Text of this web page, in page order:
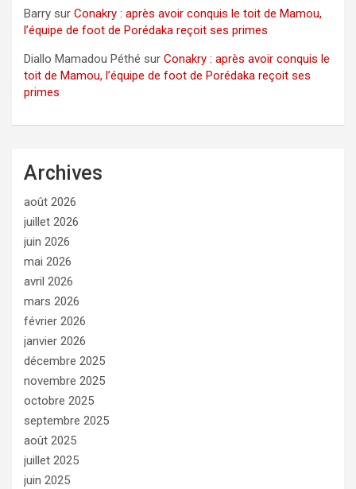
Barry sur Conakry : après avoir conquis le toit de Mamou,
l’équipe de foot de Porédaka reçoit ses primes
Diallo Mamadou Péthé sur Conakry : après avoir conquis le
toit de Mamou, l’équipe de foot de Porédaka reçoit ses
primes
Archives
août 2026
juillet 2026
juin 2026
mai 2026
avril 2026
mars 2026
février 2026
janvier 2026
décembre 2025
novembre 2025
octobre 2025
septembre 2025
août 2025
juillet 2025
juin 2025